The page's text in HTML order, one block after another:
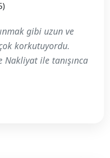
gibi uzun ve
korkutuyordu.
Nakliyat ile tanışınca